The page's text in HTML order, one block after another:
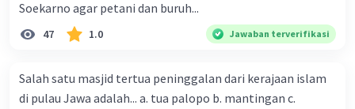
Soekarno agar petani dan buruh...
47 1.0 Jawaban terverifikasi
Salah satu masjid tertua peninggalan dari kerajaan islam
di pulau Jawa adalah... a. tua palopo b. mantingan c.